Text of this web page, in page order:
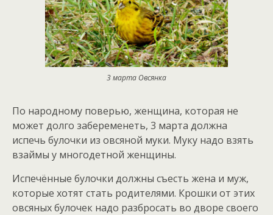
3 марта Овсянка
По народному поверью, женщина, которая не
может долго забеременеть, 3 марта должна
испечь булочки из овсяной муки. Муку надо взять
взаймы у многодетной женщины.
Испечённые булочки должны съесть жена и муж,
которые хотят стать родителями. Крошки от этих
овсяных булочек надо разбросать во дворе своего